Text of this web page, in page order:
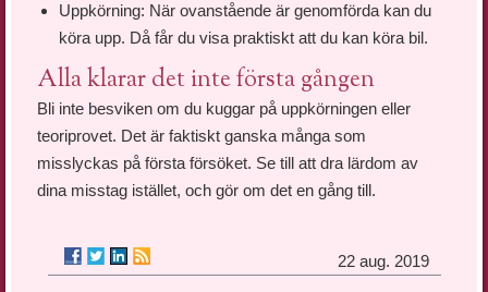
Uppkörning: När ovanstående är genomförda kan du
köra upp. Då får du visa praktiskt att du kan köra bil.
Alla klarar det inte första gången
Bli inte besviken om du kuggar på uppkörningen eller
teoriprovet. Det är faktiskt ganska många som
misslyckas på första försöket. Se till att dra lärdom av
dina misstag istället, och gör om det en gång till.
22 aug. 2019